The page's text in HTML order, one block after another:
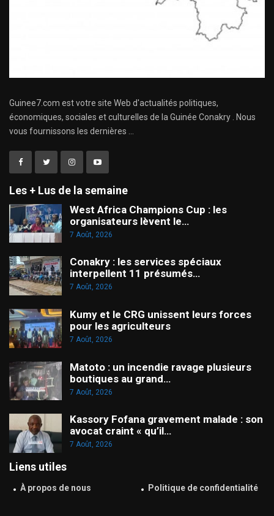
Guinee7.com est votre site Web d'actualités politiques,
économiques, sociales et culturelles de la Guinée Conakry . Nous
vous fournissons les dernières ...
Les + Lus de la semaine
West Africa Champions Cup : les
organisateurs lèvent le…
7 Août, 2026
Conakry : les services spéciaux
interpellent 11 présumés…
7 Août, 2026
Kumy et le CRG unissent leurs forces
pour les agriculteurs
7 Août, 2026
Matoto : un incendie ravage plusieurs
boutiques au grand…
7 Août, 2026
Kassory Fofana gravement malade : son
avocat craint « qu’il…
7 Août, 2026
Liens utiles
À propos de nous Politique de confidentialité